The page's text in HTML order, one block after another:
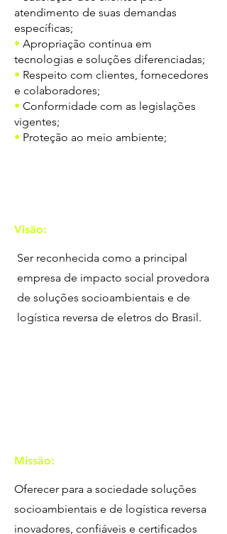
atendimento de suas demandas
específicas;
• Apropriação contínua em
tecnologias e soluções diferenciadas;
• Respeito com clientes, fornecedores
e colaboradores;
• Conformidade com as legislações
vigentes;
• Proteção ao meio ambiente;
Visão:
Ser reconhecida como a principal
empresa de impacto social provedora
de soluções socioambientais e de
logística reversa de eletros do Brasil.
Missão:
Oferecer para a sociedade soluções
socioambientais e de logística reversa
inovadores, confiáveis e certificados